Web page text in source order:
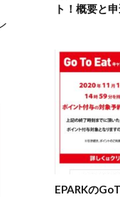
ト！概要と
EPARKの